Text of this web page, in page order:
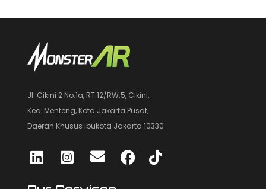
Jl. Cikini 2 No.1a, RT.12/RW.5, Cikini,
Kec. Menteng, Kota Jakarta Pusat,
Daerah Khusus Ibukota Jakarta 10330